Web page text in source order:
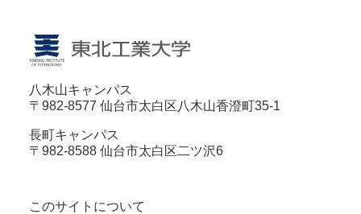
八木山キャンパス
〒982-8577 仙台市太白区八木山香澄町35-1
長町キャンパス
〒982-8588 仙台市太白区二ツ沢6
このサイトについて